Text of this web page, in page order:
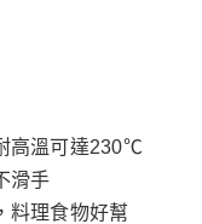
高溫可達230℃
滑手
料理食物好幫